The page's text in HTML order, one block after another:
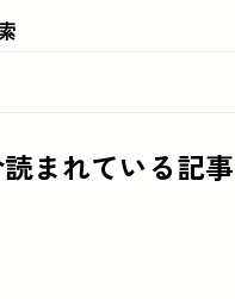
まれている記事